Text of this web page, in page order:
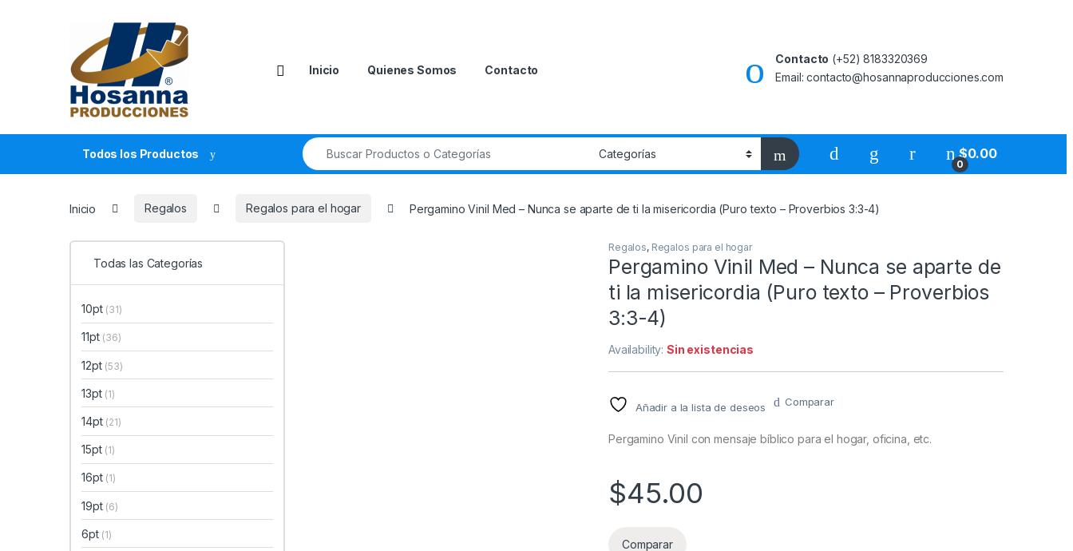
Inicio Quienes Somos Contacto
Contacto (+52) 8183320369
Email: contacto@hosannaproducciones.com
Todos los Productos
Search for:
0
$0.00
Inicio Regalos Regalos para el hogar Pergamino Vinil Med – Nunca se aparte de ti la misericordia (Puro texto – Proverbios 3:3-4)
Regalos, Regalos para el hogar
Pergamino Vinil Med – Nunca se aparte de
ti la misericordia (Puro texto – Proverbios
3:3-4)
Availability:Sin existencias
Añadir a la lista de deseos Comparar
Pergamino Vinil con mensaje bíblico para el hogar, oficina, etc.
$45.00
Comparar
Todas las Categorías
10pt (31)
11pt (36)
12pt (53)
13pt (1)
14pt (21)
15pt (1)
16pt (1)
19pt (6)
6pt (1)